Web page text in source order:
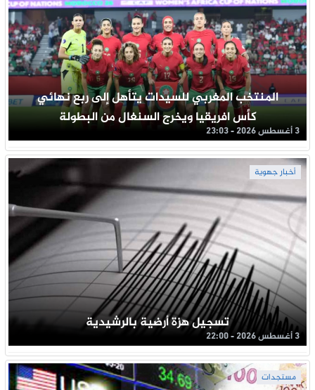
المنتخب المغربي للسيدات يتأهل إلى ربع نهائي
كأس افريقيا ويخرج السنغال من البطولة
3 أغسطس 2026 - 23:03
أخبار جهوية
تسجيل هزة أرضية بالرشيدية
3 أغسطس 2026 - 22:00
مستجدات